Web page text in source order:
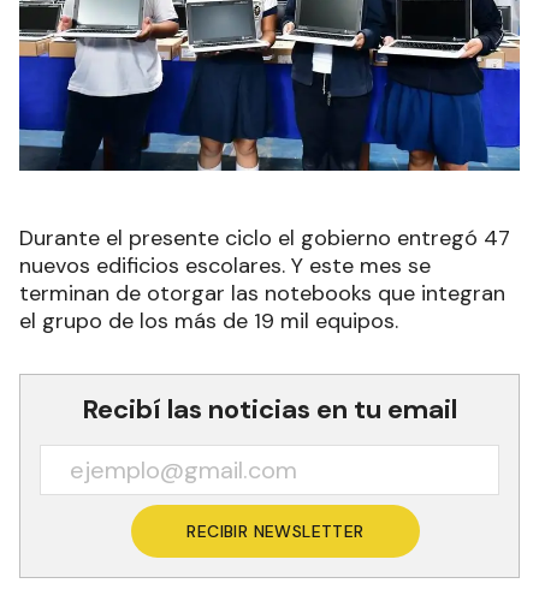
Durante el presente ciclo el gobierno entregó 47
nuevos edificios escolares. Y este mes se
terminan de otorgar las notebooks que integran
el grupo de los más de 19 mil equipos.
Recibí las noticias en tu email
RECIBIR NEWSLETTER